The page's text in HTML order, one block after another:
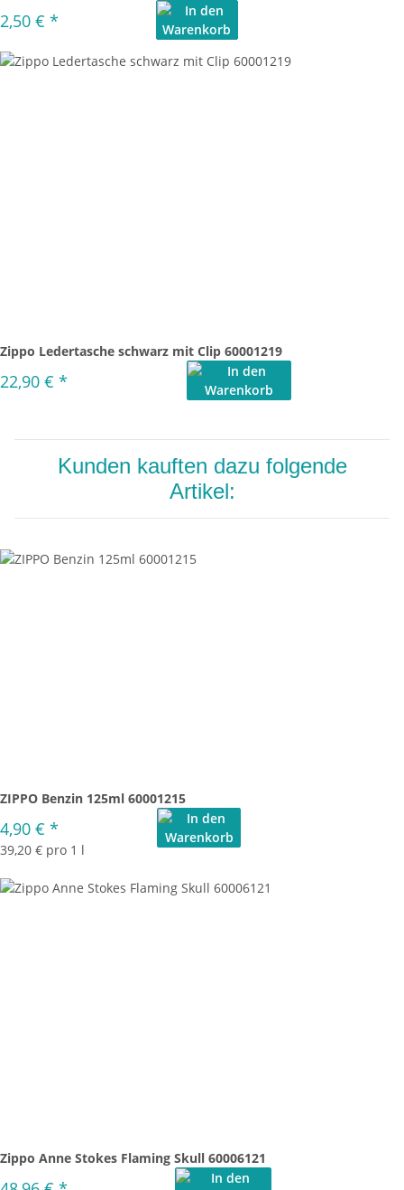
2,50 € *
Zippo Ledertasche schwarz mit Clip 60001219
22,90 € *
Kunden kauften dazu folgende
Artikel:
ZIPPO Benzin 125ml 60001215
4,90 € *
39,20 € pro 1 l
Zippo Anne Stokes Flaming Skull 60006121